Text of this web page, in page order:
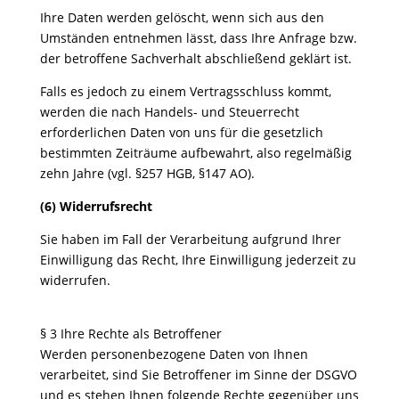
Ihre Daten werden gelöscht, wenn sich aus den
Umständen entnehmen lässt, dass Ihre Anfrage bzw.
der betroffene Sachverhalt abschließend geklärt ist.
Falls es jedoch zu einem Vertragsschluss kommt,
werden die nach Handels- und Steuerrecht
erforderlichen Daten von uns für die gesetzlich
bestimmten Zeiträume aufbewahrt, also regelmäßig
zehn Jahre (vgl. §257 HGB, §147 AO).
(6) Widerrufsrecht
Sie haben im Fall der Verarbeitung aufgrund Ihrer
Einwilligung das Recht, Ihre Einwilligung jederzeit zu
widerrufen.
§ 3 Ihre Rechte als Betroffener
Werden personenbezogene Daten von Ihnen
verarbeitet, sind Sie Betroffener im Sinne der DSGVO
und es stehen Ihnen folgende Rechte gegenüber uns